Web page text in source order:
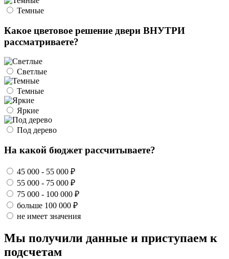
Темные
Какое цветовое решение двери ВНУТРИ
рассматриваете?
Светлые
Темные
Яркие
Под дерево
На какой бюджет рассчитываете?
45 000 - 55 000 ₽
55 000 - 75 000 ₽
75 000 - 100 000 ₽
больше 100 000 ₽
не имеет значения
Мы получили данные и приступаем к
подсчетам